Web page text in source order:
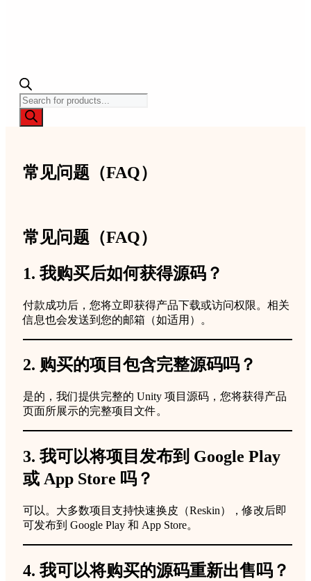
Products
search
常见问题（FAQ）
常见问题（FAQ）
1. 我购买后如何获得源码？
付款成功后，您将立即获得产品下载或访问权限。相关
信息也会发送到您的邮箱（如适用）。
2. 购买的项目包含完整源码吗？
是的，我们提供完整的 Unity 项目源码，您将获得产品
页面所展示的完整项目文件。
3. 我可以将项目发布到 Google Play
或 App Store 吗？
可以。大多数项目支持快速换皮（Reskin），修改后即
可发布到 Google Play 和 App Store。
4. 我可以将购买的源码重新出售吗？